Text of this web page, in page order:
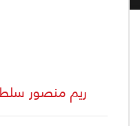
ريم منصور